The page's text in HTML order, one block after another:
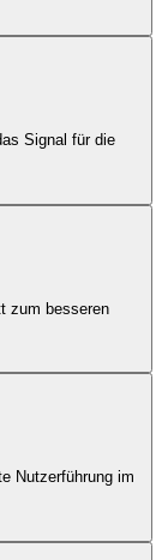
Signal für die
zum besseren
Nutzerführung im